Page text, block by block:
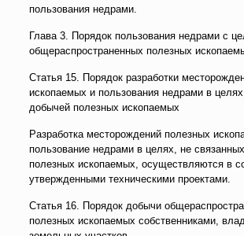
пользования недрами.
Глава 3. Порядок пользования недрами с
общераспространенных полезных
Статья 15. Порядок разработки
ископаемых и пользования недрами в
добычей полезных ископаемых
Разработка месторождений полезных
пользование недрами в целях, не
полезных ископаемых, осуществляются в
утвержденными техническими проектами.
Статья 16. Порядок добычи
полезных ископаемых собственниками,